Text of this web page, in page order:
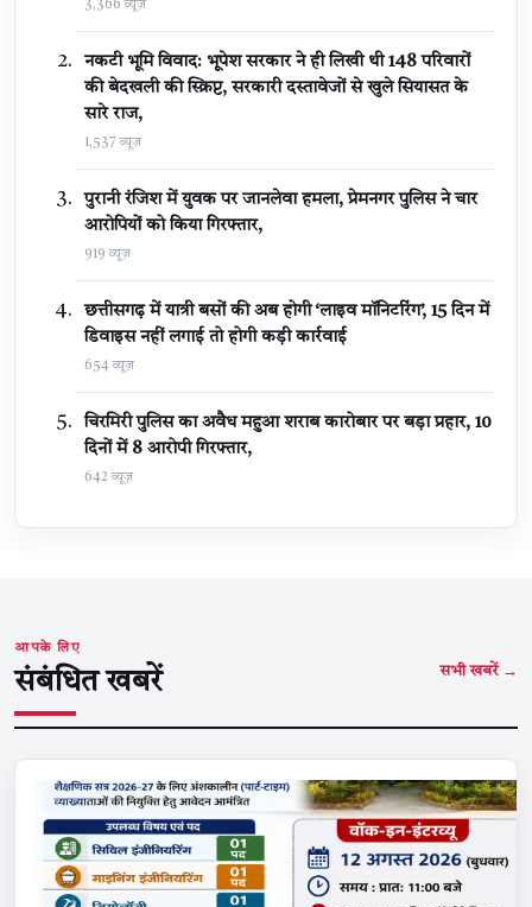
3,366 व्यूज़
नकटी भूमि विवाद: भूपेश सरकार ने ही लिखी थी 148 परिवारों
की बेदखली की स्क्रिप्ट, सरकारी दस्तावेजों से खुले सियासत के
सारे राज,
1,537 व्यूज़
पुरानी रंजिश में युवक पर जानलेवा हमला, प्रेमनगर पुलिस ने चार
आरोपियों को किया गिरफ्तार,
919 व्यूज़
छत्तीसगढ़ में यात्री बसों की अब होगी ‘लाइव मॉनिटरिंग’, 15 दिन में
डिवाइस नहीं लगाई तो होगी कड़ी कार्रवाई
654 व्यूज़
चिरमिरी पुलिस का अवैध महुआ शराब कारोबार पर बड़ा प्रहार, 10
दिनों में 8 आरोपी गिरफ्तार,
642 व्यूज़
आपके लिए
संबंधित खबरें सभी खबरें →